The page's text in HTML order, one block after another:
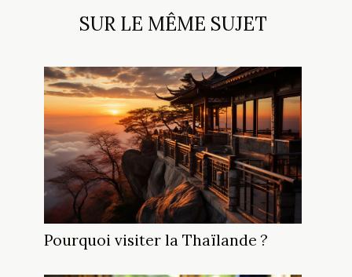
SUR LE MÊME SUJET
Pourquoi visiter la Thaïlande ?